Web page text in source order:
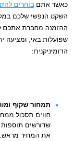
כאשר אתםבוחרים
השקט הנפשי שלכם
ההזמנה מחברת אתכם
שפועלות באי, ומציעה
הדומיניקנית:
תמחור שקוף
חווים תסכול
שדורשים תוספות
את המחיר מראש.